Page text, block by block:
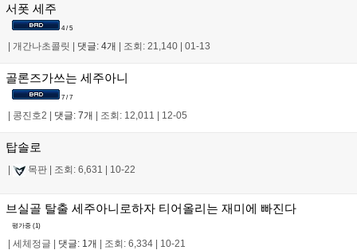
서폿 세주
4 / 5
개간나초콜릿 댓글: 4개 조회: 21,140 01-13
골론즈가쓰는 세주아니
7 / 7
콩진호2 댓글: 7개 조회: 12,011 12-05
탑솔로
목판 조회: 6,631 10-22
브실골 탈출 세주아니로하자 티어올리는 재미에 빠진다
평가중 (1)
| 세체정글 | 댓글: 1개 | 조회: 6,334 | 10-21